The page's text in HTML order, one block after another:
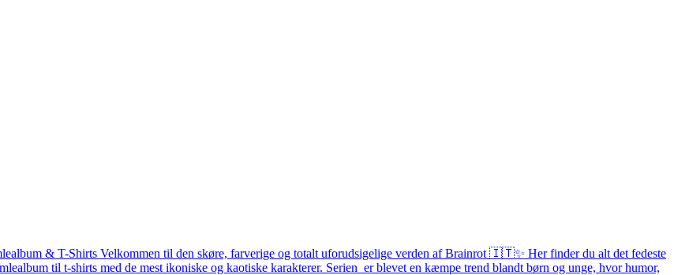
& T-Shirts Velkommen til den skøre, farverige og totalt uforudsigelige verden af Brainrot 🇮🇹✨ Her finder du alt det fedeste
til t-shirts med de mest ikoniske og kaotiske karakterer. Serien er blevet en kæmpe trend blandt børn og unge, hvor humor,